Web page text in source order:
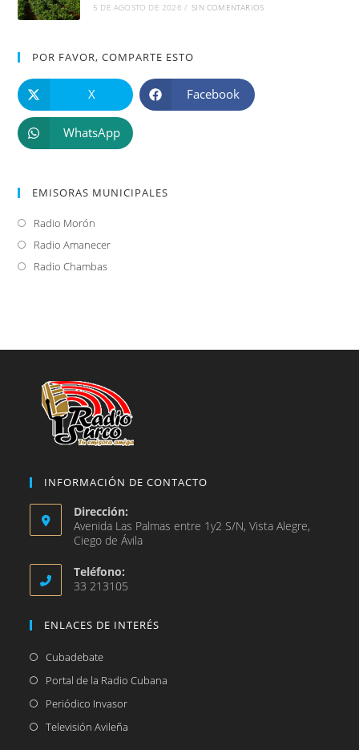
5 DE AGOSTO DE 2026 / SIN COMENTARIOS
POR FAVOR, COMPARTE ESTO
X Facebook
WhatsApp
EMISORAS MUNICIPALES
Radio Morón
abre
en
Radio AmanecerSe
Radio ChambasSe
nueva
INFORMACIÓN DE CONTACTO
Dirección:
Avenida Las Palmas entre 1y2 S/N, Vista Alegre,
Ciego de Ávila
Teléfono:
33 213105
ENLACES DE INTERÉS
CubadebateSe
abre
nueva
Portal de la Radio Cubana
Periódico InvasorSe
abre
Televisión Avileña